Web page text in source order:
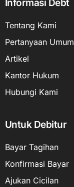
Informasi Debt
Tentang Kami
Pertanyaan Umum
Artikel
Kantor Hukum
Hubungi Kami
Untuk Debitur
Bayar Tagihan
Konfirmasi Bayar
Ajukan Cicilan